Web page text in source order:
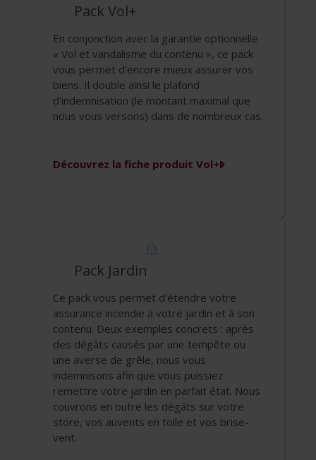
Pack Vol+
En conjonction avec la garantie optionnelle
« Vol et vandalisme du contenu », ce pack
vous permet d'encore mieux assurer vos
biens. Il double ainsi le plafond
d'indemnisation (le montant maximal que
nous vous versons) dans de nombreux cas.
Découvrez la fiche produit Vol+
Pack Jardin
Ce pack vous permet d'étendre votre
assurance incendie à votre jardin et à son
contenu. Deux exemples concrets : après
des dégâts causés par une tempête ou
une averse de grêle, nous vous
indemnisons afin que vous puissiez
remettre votre jardin en parfait état. Nous
couvrons en outre les dégâts sur votre
store, vos auvents en toile et vos brise-
vent.